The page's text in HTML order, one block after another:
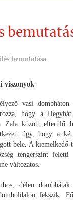
bemutatása
viszonyok
vasi dombháton
hogy a
között elterülő
úgy, hogy a
bele. A kiemelkedő
tengerszint feletti
változatos.
délen
fekszik.